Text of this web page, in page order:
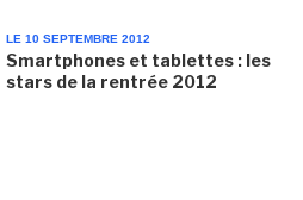
LE 10 SEPTEMBRE 2012
Smartphones et tablettes : les
stars de la rentrée 2012